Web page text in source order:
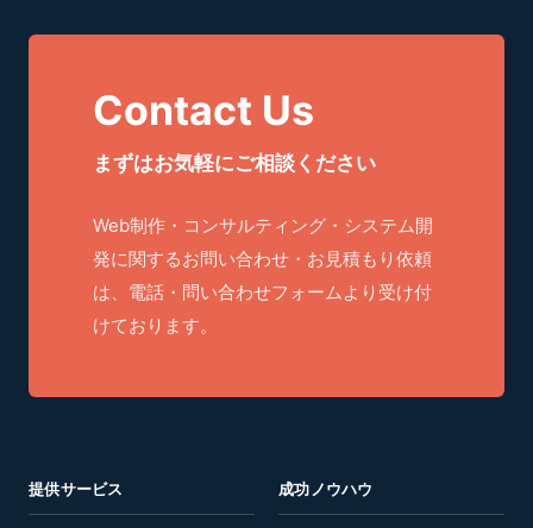
Contact Us
まずはお気軽にご相談ください
Web制作・コンサルティング・システム開
発に関するお問い合わせ・お見積もり依頼
は、電話・問い合わせフォームより受け付
けております。
提供サービス 成功ノウハウ